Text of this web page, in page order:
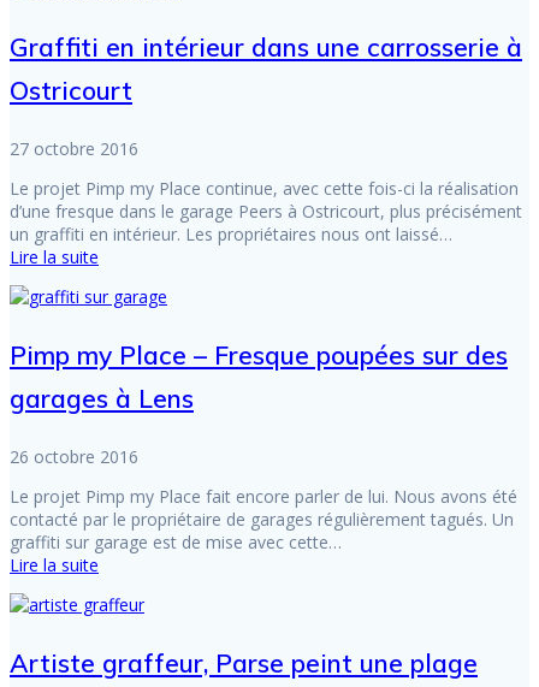
Graffiti en intérieur dans une carrosserie à
Ostricourt
27 octobre 2016
Le projet Pimp my Place continue, avec cette fois-ci la réalisation
d’une fresque dans le garage Peers à Ostricourt, plus précisément
un graffiti en intérieur. Les propriétaires nous ont laissé…
Lire la suite
Pimp my Place – Fresque poupées sur des
garages à Lens
26 octobre 2016
Le projet Pimp my Place fait encore parler de lui. Nous avons été
contacté par le propriétaire de garages régulièrement tagués. Un
graffiti sur garage est de mise avec cette…
Lire la suite
Artiste graffeur, Parse peint une plage